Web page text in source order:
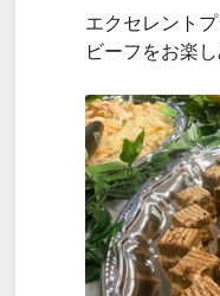
エクセレント
ビーフをお楽